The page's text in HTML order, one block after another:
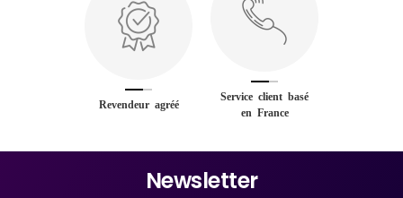
Revendeur agréé
Service client basé
en France
Newsletter